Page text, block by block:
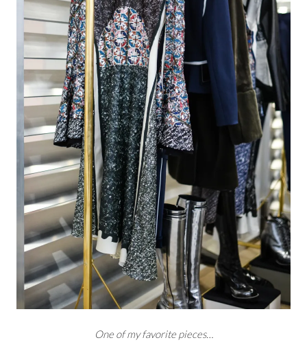
One of my favorite pieces…